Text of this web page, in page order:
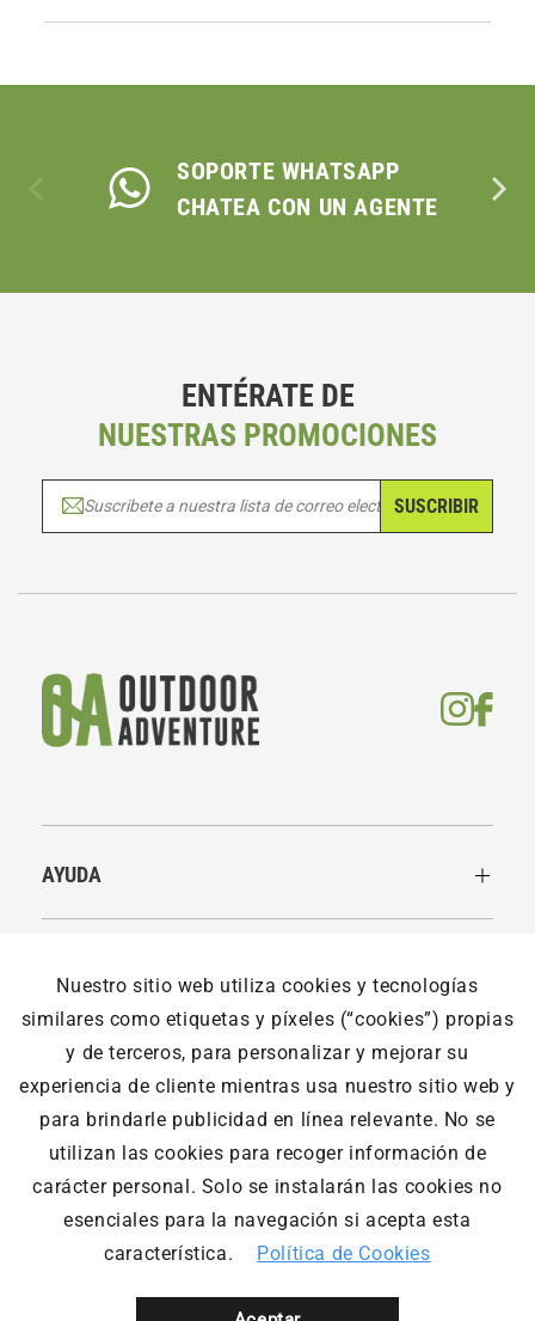
SOPORTE WHATSAPP
CHATEA CON UN AGENTE
ENTÉRATE DE
NUESTRAS PROMOCIONES
Suscribete a nuestra lista de correo electrónicoSUSCRIBIR
AYUDA
NOSOTROS
eventuales promociones, descuentos y plazos de pago
expuestos aquí son válidos sólo para compras vía internet.
Las fotos, textos y diseños aquí publicados son propiedad de
la marca. Se prohíbe el uso total o parcial sin autorización
Experts
Nuestro sitio web utiliza cookies y tecnologías
similares como etiquetas y píxeles (“cookies”) propias
y de terceros, para personalizar y mejorar su
experiencia de cliente mientras usa nuestro sitio web y
para brindarle publicidad en línea relevante. No se
utilizan las cookies para recoger información de
carácter personal. Solo se instalarán las cookies no
esenciales para la navegación si acepta esta
característica.
Política de Cookies